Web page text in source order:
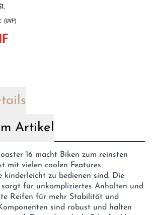
(UVP)
Artikel
16 macht Biken zum reinsten
mit vielen coolen Features
kinderleicht zu bedienen sind. Die
sorgt für unkompliziertes Anhalten und
Reifen für mehr Stabilität und
sind robust und halten